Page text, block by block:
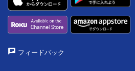
フィードバック